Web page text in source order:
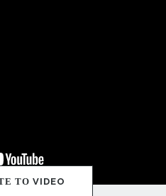
ΤΟ VIDEO